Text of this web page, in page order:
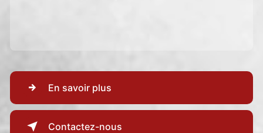
En savoir plus
Contactez-nous